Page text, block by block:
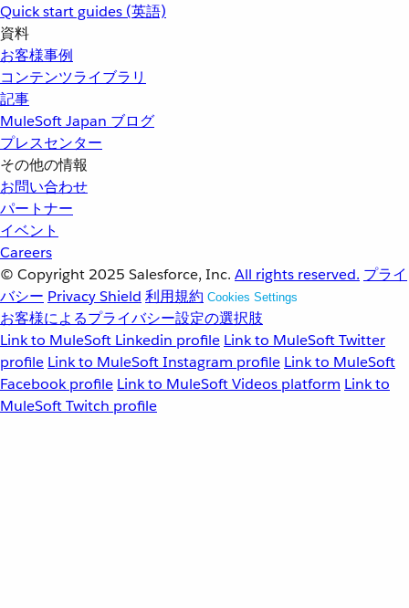
Quick start guides (英語)
資料
お客様事例
コンテンツライブラリ
記事
MuleSoft Japan ブログ
プレスセンター
その他の情報
お問い合わせ
パートナー
イベント
Careers
© Copyright 2025 Salesforce, Inc. All rights reserved. プライ
バシー Privacy Shield 利用規約 Cookies Settings
お客様によるプライバシー設定の選択肢
Link to MuleSoft Linkedin profile Link to MuleSoft Twitter
profile Link to MuleSoft Instagram profile Link to MuleSoft
Facebook profile Link to MuleSoft Videos platform Link to
MuleSoft Twitch profile